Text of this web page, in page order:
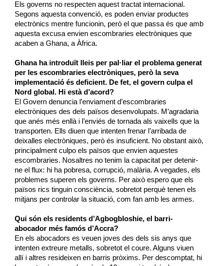
Els governs no respecten aquest tractat internacional.
Segons aquesta convenció, es poden enviar productes
electrònics mentre funcionin, però el que passa és que amb
aquesta excusa envien escombraries electròniques que
acaben a Ghana, a Àfrica.
Ghana ha introduït lleis per pal·liar el problema generat
per les escombraries electròniques, però la seva
implementació és deficient. De fet, el govern culpa el
Nord global. Hi està d’acord?
El Govern denuncia l’enviament d’escombraries
electròniques des dels països desenvolupats. M’agradaria
que anés més enllà i l’enviés de tornada als vaixells que la
transporten. Ells diuen que intenten frenar l’arribada de
deixalles electròniques, però és insuficient. No obstant això,
principalment culpo els països que envien aquestes
escombraries. Nosaltres no tenim la capacitat per detenir-
ne el flux: hi ha pobresa, corrupció, malària. A vegades, els
problemes superen els governs. Per això espero que els
països rics tinguin consciència, sobretot perquè tenen els
mitjans per controlar la situació, com fan amb les armes.
Qui són els residents d’Agbogbloshie, el barri-
abocador més famós d’Accra?
En els abocadors es veuen joves des dels sis anys que
intenten extreure metalls, sobretot el coure. Alguns viuen
allí i altres resideixen en barris pròxims. Per descomptat, hi